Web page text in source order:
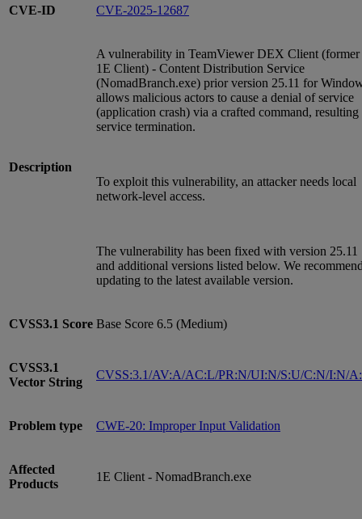
CVE-ID CVE-2025-12687
Description
A vulnerability in TeamViewer DEX Client (former
1E Client) - Content Distribution Service
(NomadBranch.exe) prior version 25.11 for
allows malicious actors to cause a denial of service
(application crash) via a crafted command, resulting
service termination.
To exploit this vulnerability, an attacker needs local
network-level access.
The vulnerability has been fixed with version 25.11
and additional versions listed below. We
updating to the latest available version.
CVSS3.1 Score Base Score 6.5 (Medium)
CVSS3.1
Vector String
CVSS:3.1/AV:A/AC:L/PR:N/UI:N/S:U/C:N/I:N/
Problem type CWE-20: Improper Input Validation
Affected
Products
1E Client - NomadBranch.exe